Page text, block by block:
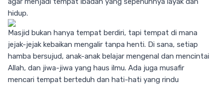
hidup.
Masjid bukan hanya tempat berdiri, tapi tempat di mana
jejak-jejak kebaikan mengalir tanpa henti. Di sana, setiap
hamba bersujud, anak-anak belajar mengenal dan mencintai
Allah, dan jiwa-jiwa yang haus ilmu. Ada juga musafir
mencari tempat berteduh dan hati-hati yang rindu